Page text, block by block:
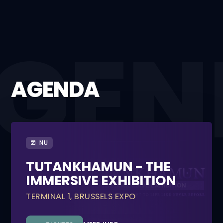
AGENDA
NU
TUTANKHAMUN - THE
IMMERSIVE EXHIBITION
TERMINAL 1, BRUSSELS EXPO